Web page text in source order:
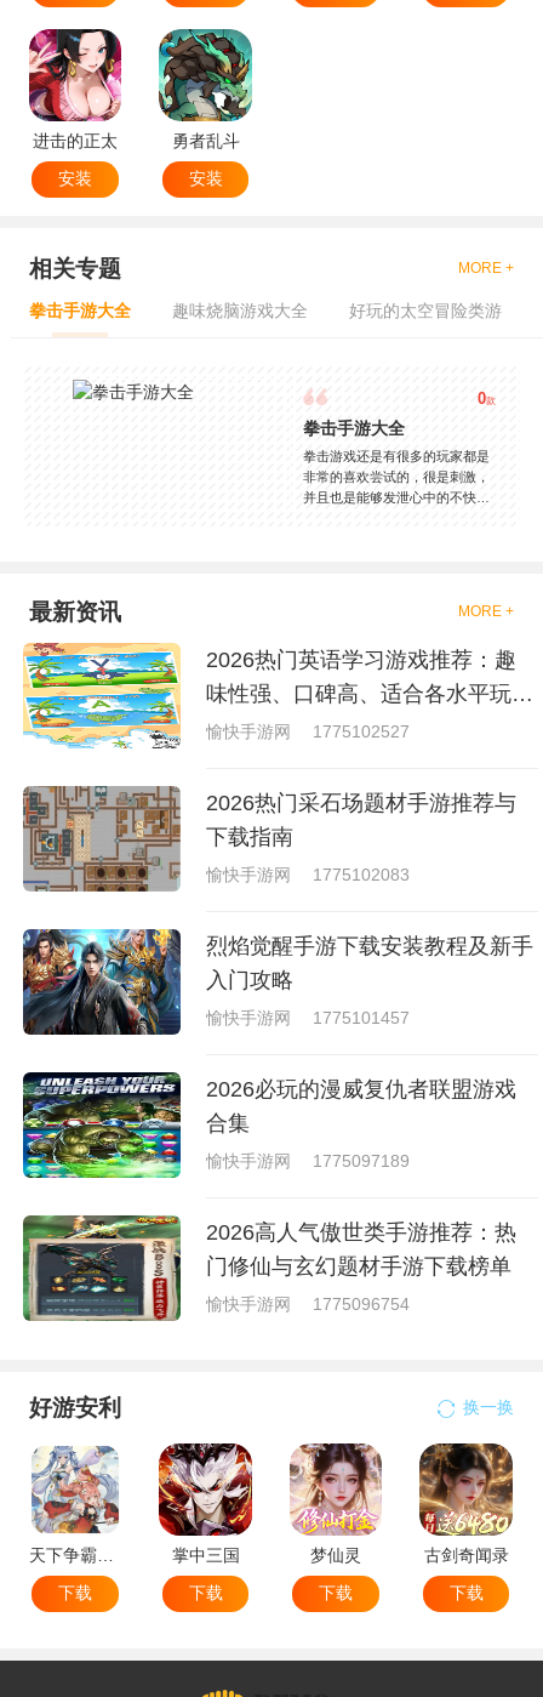
进击的正太
安装
勇者乱斗
安装
相关专题 MORE +
拳击手游大全 趣味烧脑游戏大全 好玩的太空冒险类游
0款
拳击手游大全
拳击游戏还是有很多的玩家都是
非常的喜欢尝试的，很是刺激，
并且也是能够发泄心中的不快
够去进行体验的，我们也是能够
就是收集了一些有意思的拳击游
戏，相信你们一定会喜欢的。
最新资讯 MORE +
2026热门英语学习游戏推荐：趣
味性强、口碑高、适合各水平玩家
的英语游戏合集
愉快手游网 1775102527
2026热门采石场题材手游推荐与
下载指南
愉快手游网 1775102083
烈焰觉醒手游下载安装教程及新手
入门攻略
愉快手游网 1775101457
2026必玩的漫威复仇者联盟游戏
合集
愉快手游网 1775097189
2026高人气傲世类手游推荐：热
门修仙与玄幻题材手游下载榜单
愉快手游网 1775096754
好游安利 换一换
天下争霸三国志
下载
掌中三国
下载
梦仙灵
下载
古剑奇闻录
下载